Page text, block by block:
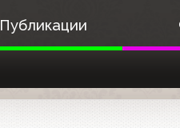
Публикации